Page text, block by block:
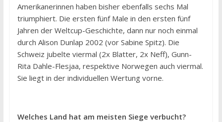
Amerikanerinnen haben bisher ebenfalls sechs Mal
triumphiert. Die ersten fünf Male in den ersten fünf
Jahren der Weltcup-Geschichte, dann nur noch einmal
durch Alison Dunlap 2002 (vor Sabine Spitz). Die
Schweiz jubelte viermal (2x Blatter, 2x Neff), Gunn-
Rita Dahle-Flesjaa, respektive Norwegen auch viermal.
Sie liegt in der individuellen Wertung vorne.
Welches Land hat am meisten Siege verbucht?